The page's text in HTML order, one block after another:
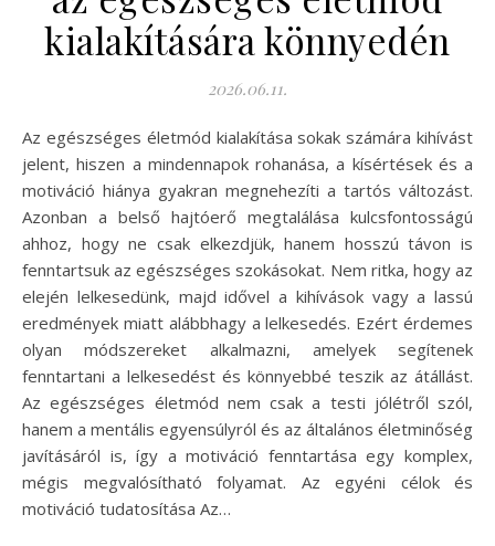
kialakítására könnyedén
2026.06.11.
Az egészséges életmód kialakítása sokak számára kihívást
jelent, hiszen a mindennapok rohanása, a kísértések és a
motiváció hiánya gyakran megnehezíti a tartós változást.
Azonban a belső hajtóerő megtalálása kulcsfontosságú
ahhoz, hogy ne csak elkezdjük, hanem hosszú távon is
fenntartsuk az egészséges szokásokat. Nem ritka, hogy az
elején lelkesedünk, majd idővel a kihívások vagy a lassú
eredmények miatt alábbhagy a lelkesedés. Ezért érdemes
olyan módszereket alkalmazni, amelyek segítenek
fenntartani a lelkesedést és könnyebbé teszik az átállást.
Az egészséges életmód nem csak a testi jólétről szól,
hanem a mentális egyensúlyról és az általános életminőség
javításáról is, így a motiváció fenntartása egy komplex,
mégis megvalósítható folyamat. Az egyéni célok és
motiváció tudatosítása Az…